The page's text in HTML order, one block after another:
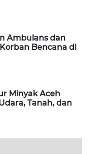
Ambulans dan
Bencana di
Minyak Aceh
Tanah, dan